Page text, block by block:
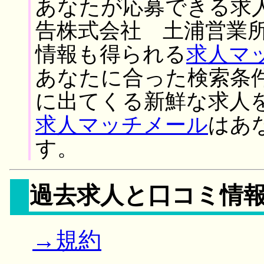
あなたが応募できる求
告株式会社 土浦営業
情報も得られる求人マ
あなたに合った検索条
に出てくる新鮮な求人
求人マッチメールはあ
す。
過去求人と口コミ情
→規約